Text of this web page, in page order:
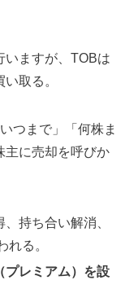
いますが、TOBは
取る。
つまで」「何株ま
主に売却を呼びか
持ち合い解消、
れる。
プレミアム）を設